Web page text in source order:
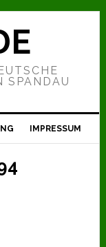
SPANDAU
IMPRESSUM